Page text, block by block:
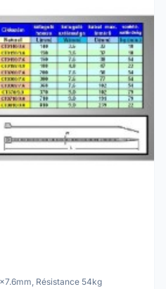
Résistance 54kg